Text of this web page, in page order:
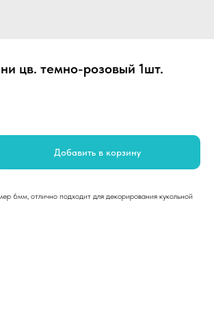
цв. темно-розовый 1шт.
Добавить в корзину
6мм, отлично подходит для декорирования кукольной